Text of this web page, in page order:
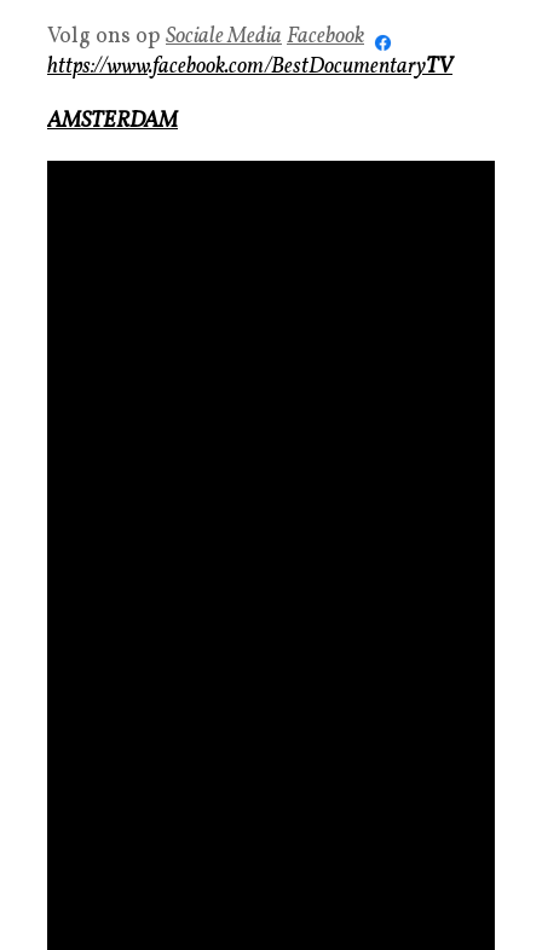
Volg ons op Sociale MediaFacebook
https://www.facebook.com/BestDocumentaryTV
AMSTERDAM